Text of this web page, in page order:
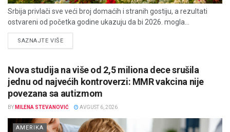
Srbija privlači sve veći broj domaćih i stranih gostiju, a rezultati
ostvareni od početka godine ukazuju da bi 2026. mogla...
SAZNAJTE VIŠEDETAILS
Nova studija na više od 2,5 miliona dece srušila
jednu od najvećih kontroverzi: MMR vakcina nije
povezana sa autizmom
BY MILENA STEVANOVIĆ AVGUST 6, 2026
AMERIKA